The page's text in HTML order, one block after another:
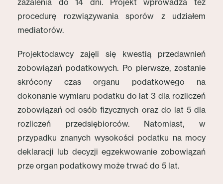
zażalenia do 14 dni. Projekt wprowadza też
procedurę rozwiązywania sporów z udziałem
mediatorów.
Projektodawcy zajęli się kwestią przedawnień
zobowiązań podatkowych. Po pierwsze, zostanie
skrócony czas organu podatkowego na
dokonanie wymiaru podatku do lat 3 dla rozliczeń
zobowiązań od osób fizycznych oraz do lat 5 dla
rozliczeń przedsiębiorców. Natomiast, w
przypadku znanych wysokości podatku na mocy
deklaracji lub decyzji egzekwowanie zobowiązań
prze organ podatkowy może trwać do 5 lat.